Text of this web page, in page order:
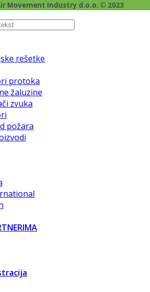
Movement Industry d.o.o. © 2023
rešetke
protoka
žaluzine
zvuka
požara